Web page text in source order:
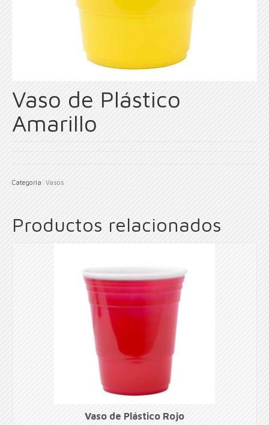
Vaso de Plástico
Amarillo
Categoría: Vasos
Productos relacionados
Vaso de Plástico Rojo